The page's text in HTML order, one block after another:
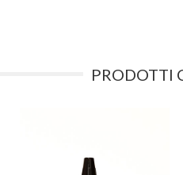
PRODOTTI